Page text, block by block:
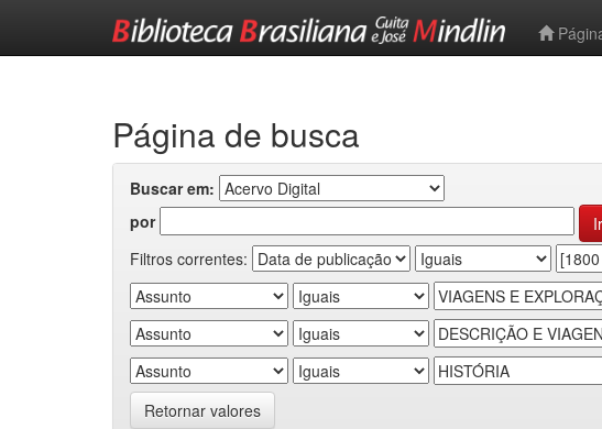
Página de busca
Buscar em:
por
Filtros correntes:
Retornar valores